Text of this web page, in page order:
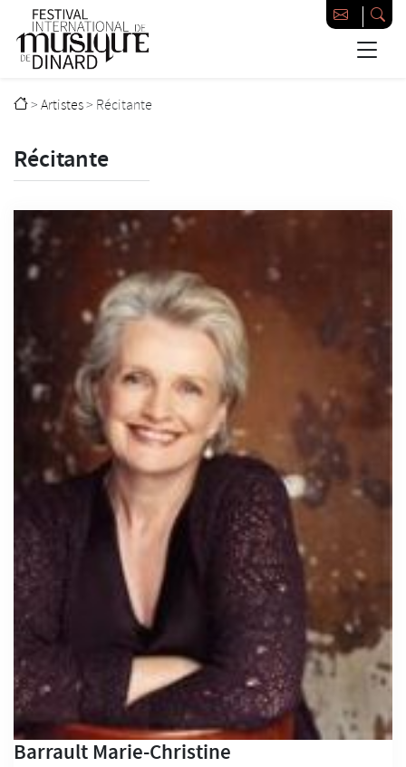
Passer au contenu principal
Festival international de musique de Dinard
>Artistes> Récitante
Récitante
Barrault Marie-Christine